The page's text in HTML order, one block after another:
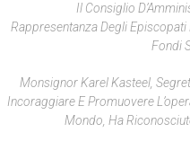
Il Consiglio
Rappresentanza Degli Episcopati
Fondi
Monsignor Karel Kasteel,
Incoraggiare E Promuovere
Mondo, Ha